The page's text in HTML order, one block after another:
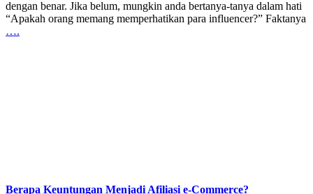
dengan benar. Jika belum, mungkin anda bertanya-tanya dalam hati
“Apakah orang memang memperhatikan para influencer?” Faktanya
….
Berapa Keuntungan Menjadi Afiliasi e-Commerce?